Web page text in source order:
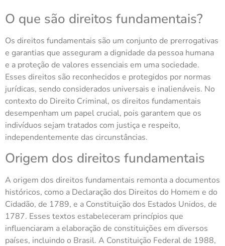
O que são direitos fundamentais?
Os direitos fundamentais são um conjunto de prerrogativas
e garantias que asseguram a dignidade da pessoa humana
e a proteção de valores essenciais em uma sociedade.
Esses direitos são reconhecidos e protegidos por normas
jurídicas, sendo considerados universais e inalienáveis. No
contexto do Direito Criminal, os direitos fundamentais
desempenham um papel crucial, pois garantem que os
indivíduos sejam tratados com justiça e respeito,
independentemente das circunstâncias.
Origem dos direitos fundamentais
A origem dos direitos fundamentais remonta a documentos
históricos, como a Declaração dos Direitos do Homem e do
Cidadão, de 1789, e a Constituição dos Estados Unidos, de
1787. Esses textos estabeleceram princípios que
influenciaram a elaboração de constituições em diversos
países, incluindo o Brasil. A Constituição Federal de 1988,